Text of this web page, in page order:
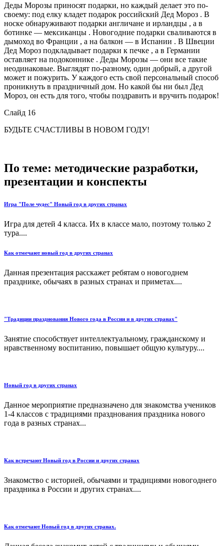
Деды Морозы приносят подарки, но каждый делает это по-
своему: под елку кладет подарок российский Дед Мороз . В
носке обнаруживают подарки англичане и ирландцы , а в
ботинке — мексиканцы . Новогодние подарки сваливаются в
дымоход во Франции , а на балкон — в Испании . В Швеции
Дед Мороз подкладывает подарки к печке , а в Германии
оставляет на подоконнике . Деды Морозы — они все такие
неодинаковые. Выглядят по-разному, один добрый, а другой
может и пожурить. У каждого есть свой персональный способ
проникнуть в праздничный дом. Но какой бы ни был Дед
Мороз, он есть для того, чтобы поздравить и вручить подарок!
Слайд 16
БУДЬТЕ СЧАСТЛИВЫ В НОВОМ ГОДУ!
По теме: методические разработки,
презентации и конспекты
Игра "Поле чудес" Новый год в других странах
Игра для детей 4 класса. Их в классе мало, поэтому только 2
тура....
Как отмечают новый год в других странах
Данная презентация расскажет ребятам о новогоднем
празднике, обычаях в разных странах и приметах....
"Традиции празднования Нового года в России и в других странах"
Занятие способствует интеллектуальному, гражданскому и
нравственному воспитанию, повышает общую культуру....
Новый год в других странах
Данное мероприятие предназначено для знакомства учеников
1-4 классов с традициями празднования праздника нового
года в разных странах...
Как встречают Новый год в России и других странах
Знакомство с историей, обычаями и традициями новогоднего
праздника в России и других странах....
Как отмечают Новый год в других странах.